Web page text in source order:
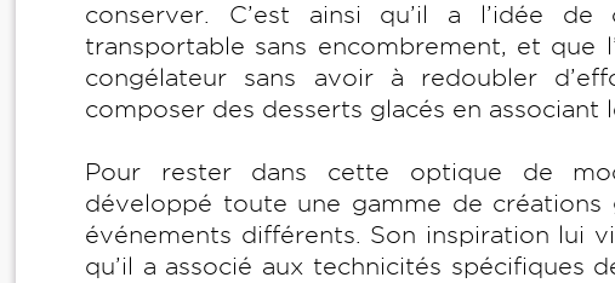
conserver. C’est ainsi qu’il a l’idée
transportable sans encombrement, et
congélateur sans avoir à redoubler
composer des desserts glacés en associant
Pour rester dans cette optique de
développé toute une gamme de
événements différents. Son inspiration lui
qu’il a associé aux technicités spécifiques